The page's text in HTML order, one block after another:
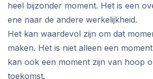
heel bijzonder moment. Het is een
ene naar de andere werkelijkheid.
Het kan waardevol zijn om dat
maken. Het is niet alleen een
kan ook een moment zijn van hoop
toekomst.